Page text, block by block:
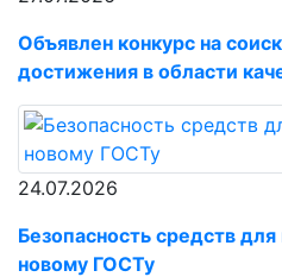
Объявлен конкурс на
достижения в области
24.07.2026
Безопасность средств
новому ГОСТу